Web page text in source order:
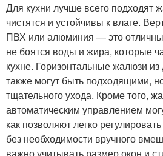
Для кухни лучше всего подходят
чистятся и устойчивы к влаге.
ПВХ или алюминия — это
не боятся воды и жира, которые
кухне. Горизонтальные жалюзи
также могут быть подходящими,
тщательного ухода. Кроме того,
автоматическим управлением
как позволяют легко
без необходимости вручного